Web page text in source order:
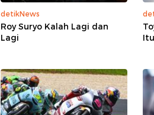
detikNews
Roy Suryo Kalah Lagi dan
Lagi